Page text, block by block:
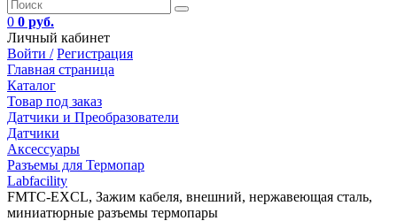
0 0 руб.
Личный кабинет
Войти / Регистрация
Главная страница
Каталог
Товар под заказ
Датчики и Преобразователи
Датчики
Аксессуары
Разъемы для Термопар
Labfacility
FMTC-EXCL, Зажим кабеля, внешний, нержавеющая сталь,
миниатюрные разъемы термопары